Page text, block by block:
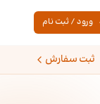
تاریک
ورود / ثبت نام
ثبت سفارش